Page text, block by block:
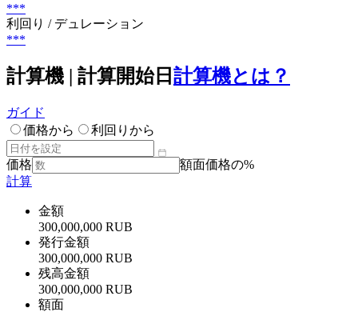
***
利回り / デュレーション
***
計算機 | 計算開始日 計算機とは？
ガイド
価格から
利回りから
価格
額面価格の%
計算
金額
300,000,000 RUB
発行金額
300,000,000 RUB
残高金額
300,000,000 RUB
額面